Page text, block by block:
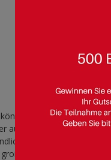
Sie die REWE
auf ihre Kosten. Auch
können die
Städten wie Berlin,